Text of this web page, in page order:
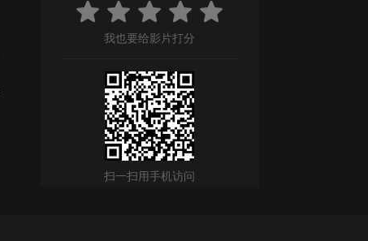
我也要给影片打分
扫一扫用手机访问